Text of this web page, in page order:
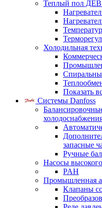
Теплый пол
Холодильная
Показать
Системы Danfoss
запасные
Ручные
Насосы
PAH
Промышленная
Клапаны